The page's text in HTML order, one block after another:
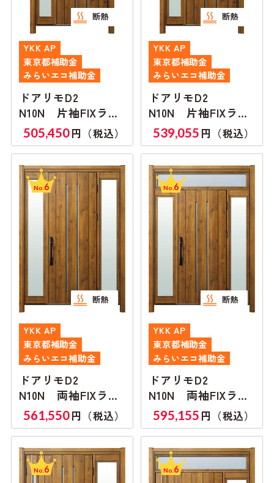
断熱
YKK AP
東京都補助金
みらいエコ補助金
ドアリモD2
N10N 片袖FIXラン
マ無し
505,450円（税込）
断熱
YKK AP
東京都補助金
みらいエコ補助金
ドアリモD2
N10N 片袖FIXラン
マ付き
539,055 円（税込）
No. 6
断熱
YKK AP
東京都補助金
みらいエコ補助金
ドアリモD2
N10N 両袖FIXラン
マ無し
561,550円（税込）
No. 6
断熱
YKK AP
東京都補助金
みらいエコ補助金
ドアリモD2
N10N 両袖FIXラン
マ付き
595,155 円（税込）
No. 6 No. 6